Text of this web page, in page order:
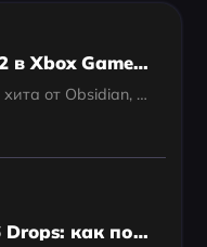
Доступна ли Grounded 2 в Xbox Game Pass?
Долгожданное продолжение хита от Obsidian, посвящённого выживанию в микромире, наконец-то вышло. И если вы задаётесь вопросом — доступна ли Grounded 2 в Xbox Game Pass, — ответ однозначный: да.
Гайд по PUBG PNC 2026 Drops: как получить бесплатные награды